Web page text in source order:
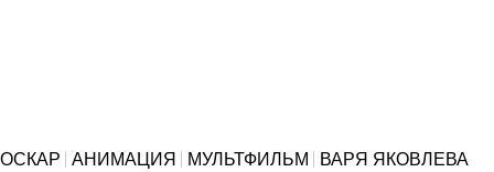
ОСКАР АНИМАЦИЯ МУЛЬТФИЛЬМ ВАРЯ ЯКОВЛЕВА